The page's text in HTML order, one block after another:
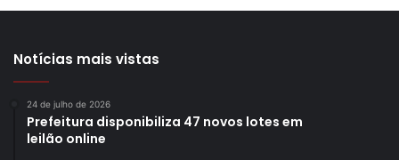
Notícias mais vistas
24 de julho de 2026
Prefeitura disponibiliza 47 novos lotes em
leilão online